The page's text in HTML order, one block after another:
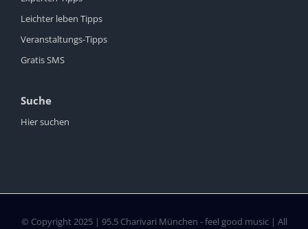
Leichter leben Tipps
Veranstaltungs-Tipps
Gratis SMS
Suche
Hier suchen
© Copyright 2025 | 95.5 Charivari München - feel good music | All